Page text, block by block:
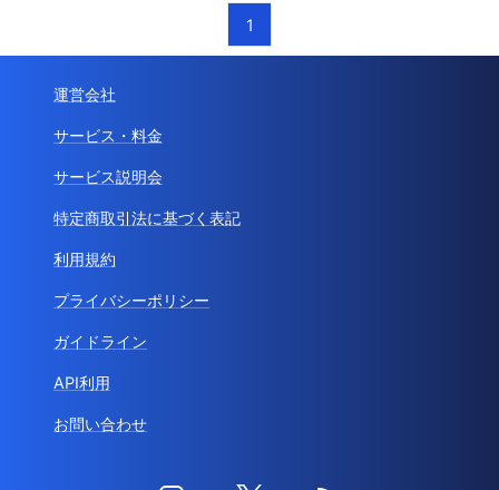
1
運営会社
サービス・料金
サービス説明会
特定商取引法に基づく表記
利用規約
プライバシーポリシー
ガイドライン
API利用
お問い合わせ